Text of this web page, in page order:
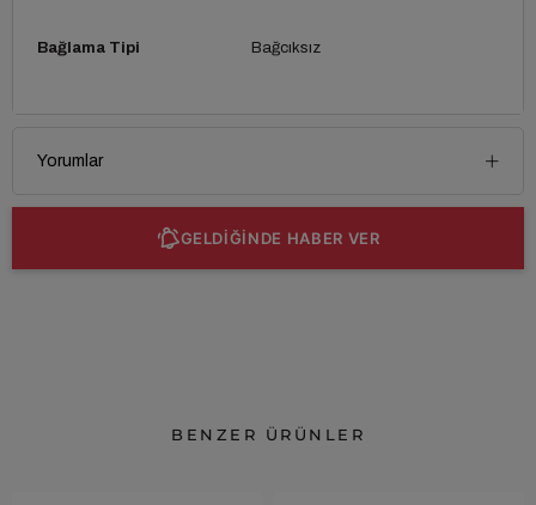
Bağlama Tipi Bağcıksız
Yorumlar
GELDİĞİNDE HABER VER
BENZER ÜRÜNLER